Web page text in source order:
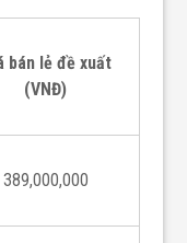
bán lẻ đề xuất
(VNĐ)
389,000,000